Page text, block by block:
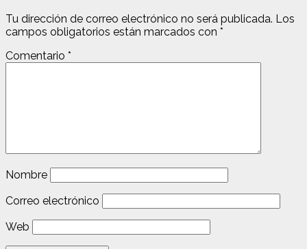
Tu dirección de correo electrónico no será publicada. Los
campos obligatorios están marcados con *
Comentario *
Nombre
Correo electrónico
Web